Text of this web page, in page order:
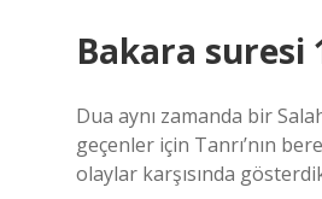
Bakara suresi
Dua aynı zamanda bir
geçenler için Tanrı’nın
olaylar karşısında